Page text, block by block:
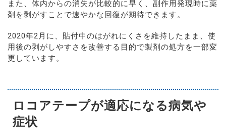
また、体内からの消失が比較的に早く、副作用発現時に薬
剤を剥がすことで速やかな回復が期待できます。
2020年2月に、貼付中のはがれにくさを維持したまま、使
用後の剥がしやすさを改善する目的で製剤の処方を一部変
更しています。
ロコアテープが適応になる病気や
症状